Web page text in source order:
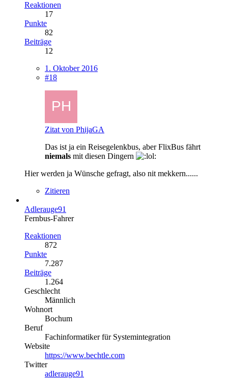
Reaktionen
17
Punkte
82
Beiträge
12
1. Oktober 2016
#18
Zitat von PhijaGA
Das ist ja ein Reisegelenkbus, aber FlixBus fährt
niemals mit diesen Dingern
Hier werden ja Wünsche gefragt, also nit mekkern......
Zitieren
Adlerauge91
Fernbus-Fahrer
Reaktionen
872
Punkte
7.287
Beiträge
1.264
Geschlecht
Männlich
Wohnort
Bochum
Beruf
Fachinformatiker für Systemintegration
Website
https://www.bechtle.com
Twitter
adlerauge91